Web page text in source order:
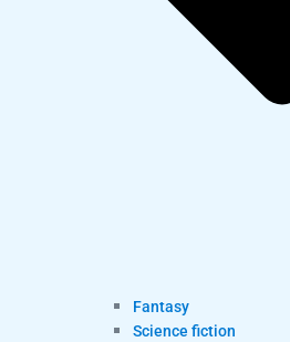
Fantasy
Science fiction